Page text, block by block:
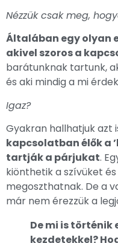
Nézzük csak meg,
Általában egy olyan
akivel szoros a
barátunknak tartunk,
és aki mindig a mi
Igaz?
Gyakran hallhatjuk azt
kapcsolatban élők a
tartják a párjukat.
kiönthetik a szívüket
megoszthatnak. De a
már nem érezzük a
De mi is történik
kezdetekkel?